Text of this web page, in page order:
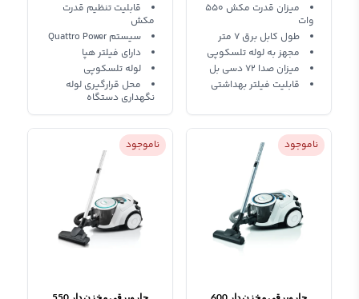
میزان قدرت مکش 550
وات
طول کابل برق 7 متر
مجهز به لوله تلسکوپی
میزان صدا 72 دسی بل
قابلیت فیلتر بهداشتی
قابلیت تنظیم قدرت
مکش
سیستم Quattro Power
دارای فیلتر هپا
لوله تلسکوپی
محل قرارگیری لوله
نگهداری دستگاه
ناموجود ناموجود